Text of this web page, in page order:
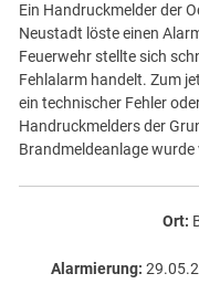
Ein Handruckmelder der
Neustadt löste einen
Feuerwehr stellte sich
Fehlalarm handelt. Zum
ein technischer Fehler
Handruckmelders der
Brandmeldeanlage
Ort:
Alarmierung: